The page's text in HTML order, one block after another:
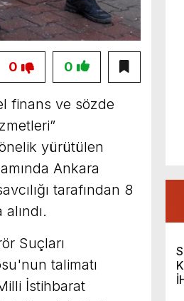
0
0
finans ve sözde
yürütülen
Ankara
tarafından 8
Suçları
talimatı
İstihbarat